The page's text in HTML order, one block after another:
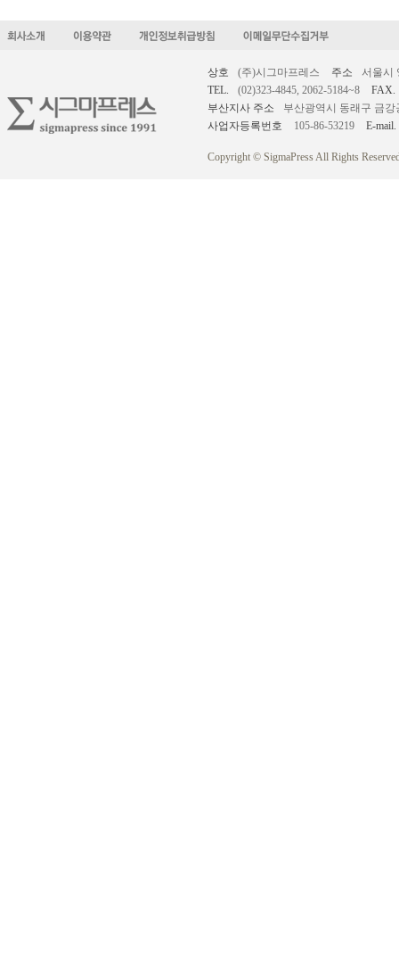
상호 (주)시그마프레스 주소
서울시
TEL.
(02)323-4845, 2062-5184~8
FAX.
부산지사 주소
부산광역시 동래구 금강
사업자등록번호
105-86-53219 E-mail.
Copyright © SigmaPress All Rights